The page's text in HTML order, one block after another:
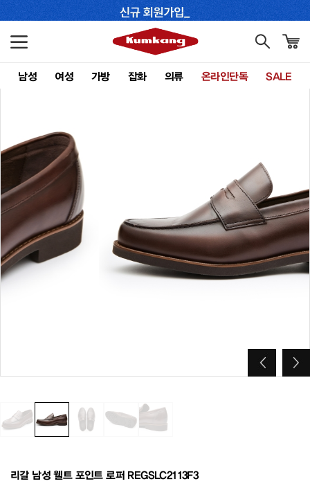
남성 여성 가방 잡화 의류 온라인단독 SALE
리갈 남성 웰트 포인트 로퍼 REGSLC2113F3